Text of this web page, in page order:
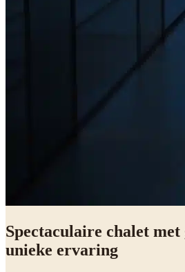
Spectaculaire chalet met
unieke ervaring